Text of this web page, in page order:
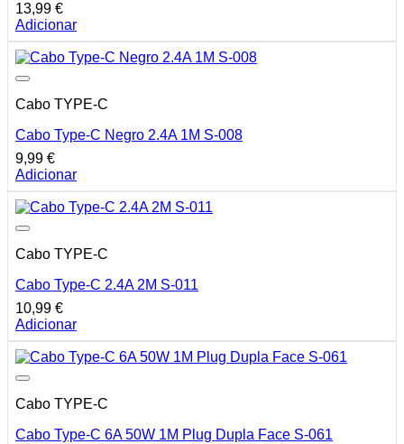
13,99 €
Adicionar
Cabo TYPE-C
Cabo Type-C Negro 2.4A 1M S-008
9,99 €
Adicionar
Cabo TYPE-C
Cabo Type-C 2.4A 2M S-011
10,99 €
Adicionar
Cabo TYPE-C
Cabo Type-C 6A 50W 1M Plug Dupla Face S-061